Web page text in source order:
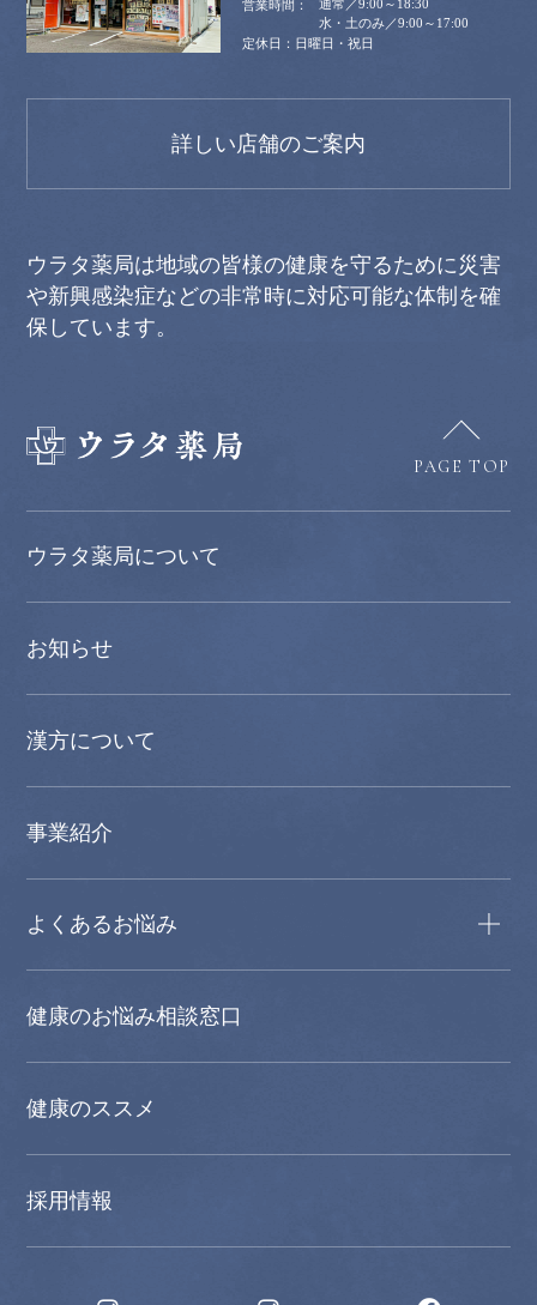
通常／9:00～18:30
水・土のみ／9:00～17:00
日曜日・祝日
詳しい店舗のご案内
ウラタ薬局は地域の皆様の健康を守るために災害
や新興感染症などの非常時に対応可能な体制を確
保しています。
PAGE TOP
ウラタ薬局について
お知らせ
漢方について
事業紹介
よくあるお悩み
健康のお悩み相談窓口
健康のススメ
採用情報